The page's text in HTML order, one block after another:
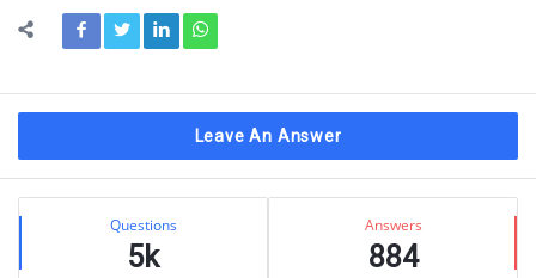
Leave An Answer
Sidebar
Stats Questions
5k
Answers
884